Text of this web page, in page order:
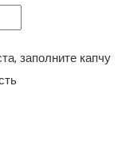
заполните капчу